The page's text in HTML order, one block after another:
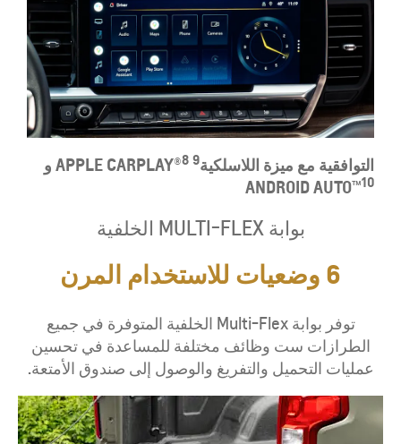
التوافقية مع ميزة اللاسلكية9
8
و
ANDROID AUTO™10
بوابة MULTI-FLEX الخلفية
6 وضعيات للاستخدام المرن
توفر بوابة Multi-Flex الخلفية المتوفرة في جميع
الطرازات ست وظائف مختلفة للمساعدة في تحسين
عمليات التحميل والتفريغ والوصول إلى صندوق الأمتعة.